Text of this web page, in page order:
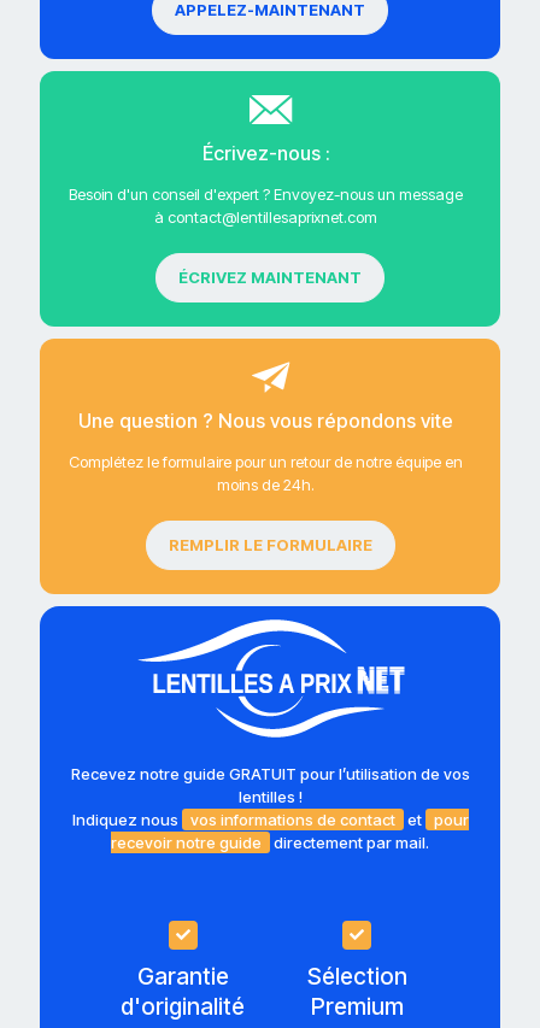
APPELEZ-MAINTENANT
Écrivez-nous :
Besoin d'un conseil d'expert ? Envoyez-nous un message
à contact@lentillesaprixnet.com
ÉCRIVEZ MAINTENANT
Une question ? Nous vous répondons vite
Complétez le formulaire pour un retour de notre équipe en
moins de 24h.
REMPLIR LE FORMULAIRE
Recevez notre guide GRATUIT pour l’utilisation de vos
lentilles !
Indiquez nous
vos informations de contact et
pour
recevoir notre guide
directement par mail.
Garantie
d'originalité
Sélection
Premium